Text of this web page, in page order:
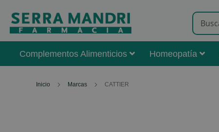
Complementos Alimenticios Homeopatía
Inicio Marcas CATTIER